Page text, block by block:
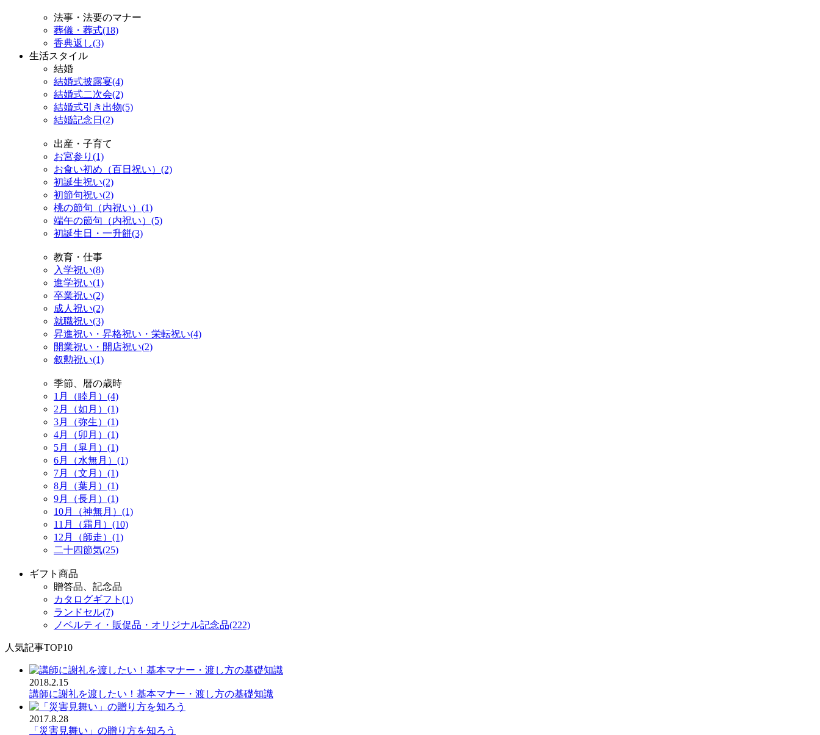
法事・法要のマナー
葬儀・葬式(18)
香典返し(3)
生活スタイル
結婚
結婚式披露宴(4)
結婚式二次会(2)
結婚式引き出物(5)
結婚記念日(2)
出産・子育て
お宮参り(1)
お食い初め（百日祝い）(2)
初誕生祝い(2)
初節句祝い(2)
桃の節句（内祝い）(1)
端午の節句（内祝い）(5)
初誕生日・一升餅(3)
教育・仕事
入学祝い(8)
進学祝い(1)
卒業祝い(2)
成人祝い(2)
就職祝い(3)
昇進祝い・昇格祝い・栄転祝い(4)
開業祝い・開店祝い(2)
叙勲祝い(1)
季節、暦の歳時
1月（睦月）(4)
2月（如月）(1)
3月（弥生）(1)
4月（卯月）(1)
5月（皐月）(1)
6月（水無月）(1)
7月（文月）(1)
8月（葉月）(1)
9月（長月）(1)
10月（神無月）(1)
11月（霜月）(10)
12月（師走）(1)
二十四節気(25)
ギフト商品
贈答品、記念品
カタログギフト(1)
ランドセル(7)
ノベルティ・販促品・オリジナル記念品(222)
人気記事TOP10
2018.2.15
講師に謝礼を渡したい！基本マナー・渡し方の基礎知識
2017.8.28
「災害見舞い」の贈り方を知ろう